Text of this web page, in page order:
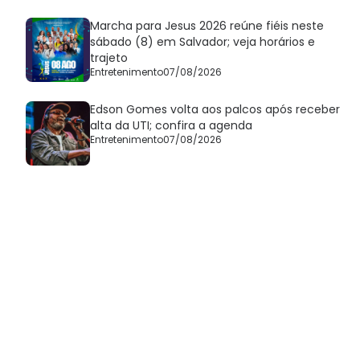
Marcha para Jesus 2026 reúne fiéis neste
sábado (8) em Salvador; veja horários e
trajeto
Entretenimento07/08/2026
Edson Gomes volta aos palcos após receber
alta da UTI; confira a agenda
Entretenimento07/08/2026